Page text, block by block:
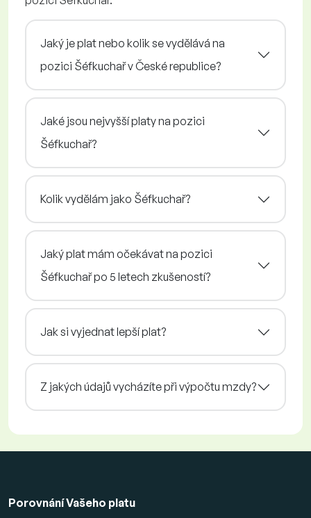
Jaký je plat nebo kolik se vydělává na
pozici Šéfkuchař v České republice?
Jaké jsou nejvyšší platy na pozici
Šéfkuchař?
Kolik vydělám jako Šéfkuchař?
Jaký plat mám očekávat na pozici
Šéfkuchař po 5 letech zkušeností?
Jak si vyjednat lepší plat?
Z jakých údajů vycházíte při výpočtu mzdy?
Porovnání Vašeho platu